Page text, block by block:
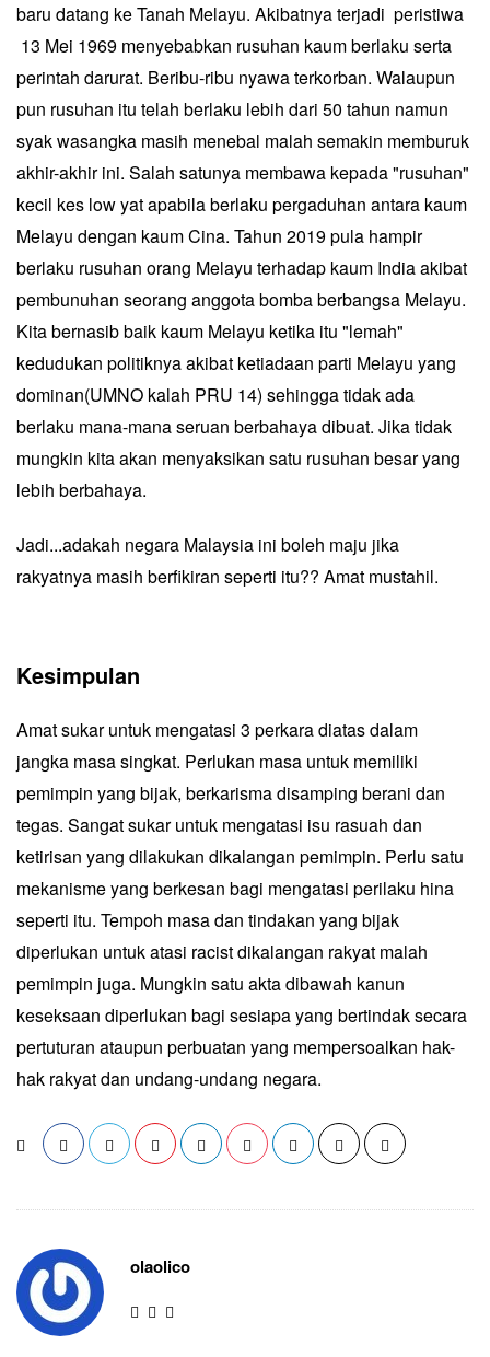
baru datang ke Tanah Melayu. Akibatnya terjadi peristiwa
13 Mei 1969 menyebabkan rusuhan kaum berlaku serta
perintah darurat. Beribu-ribu nyawa terkorban. Walaupun
pun rusuhan itu telah berlaku lebih dari 50 tahun namun
syak wasangka masih menebal malah semakin memburuk
akhir-akhir ini. Salah satunya membawa kepada "rusuhan"
kecil kes low yat apabila berlaku pergaduhan antara kaum
Melayu dengan kaum Cina. Tahun 2019 pula hampir
berlaku rusuhan orang Melayu terhadap kaum India akibat
pembunuhan seorang anggota bomba berbangsa Melayu.
Kita bernasib baik kaum Melayu ketika itu "lemah"
kedudukan politiknya akibat ketiadaan parti Melayu yang
dominan(UMNO kalah PRU 14) sehingga tidak ada
berlaku mana-mana seruan berbahaya dibuat. Jika tidak
mungkin kita akan menyaksikan satu rusuhan besar yang
lebih berbahaya.
Jadi...adakah negara Malaysia ini boleh maju jika
rakyatnya masih berfikiran seperti itu?? Amat mustahil.
Kesimpulan
Amat sukar untuk mengatasi 3 perkara diatas dalam
jangka masa singkat. Perlukan masa untuk memiliki
pemimpin yang bijak, berkarisma disamping berani dan
tegas. Sangat sukar untuk mengatasi isu rasuah dan
ketirisan yang dilakukan dikalangan pemimpin. Perlu satu
mekanisme yang berkesan bagi mengatasi perilaku hina
seperti itu. Tempoh masa dan tindakan yang bijak
diperlukan untuk atasi racist dikalangan rakyat malah
pemimpin juga. Mungkin satu akta dibawah kanun
keseksaan diperlukan bagi sesiapa yang bertindak secara
pertuturan ataupun perbuatan yang mempersoalkan hak-
hak rakyat dan undang-undang negara.
olaolico